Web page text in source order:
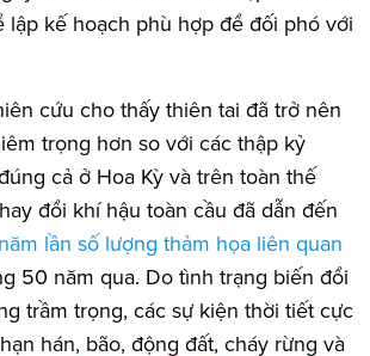
lập kế hoạch phù hợp để đối phó với
cứu cho thấy thiên tai đã trở nên
trọng hơn so với các thập kỷ
cả ở Hoa Kỳ và trên toàn thế
đổi khí hậu toàn cầu đã dẫn đến
lần số lượng thảm họa liên quan
50 năm qua. Do tình trạng biến đổi
trầm trọng, các sự kiện thời tiết cực
hán, bão, động đất, cháy rừng và